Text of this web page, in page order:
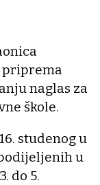
priprema
naglas za
škole.
studenog u
u
do 5.